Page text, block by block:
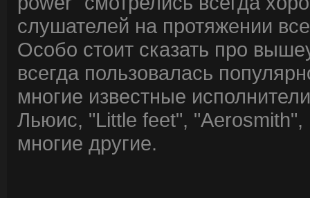
слушателей на протяжении
Особо стоит сказать про
всегда пользовалась
многие известные
Льюис, "Little feet",
многие другие.